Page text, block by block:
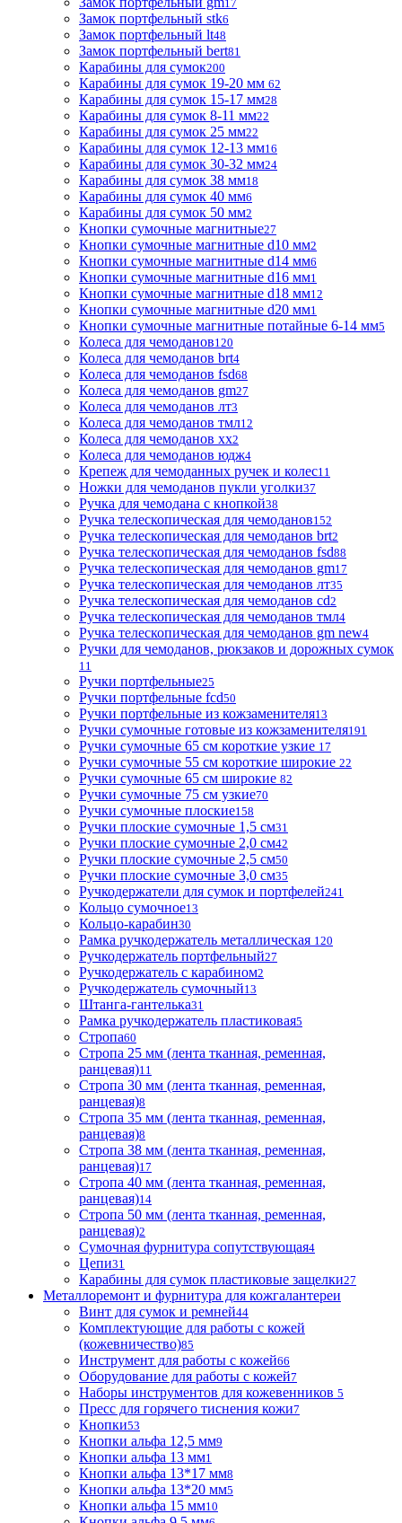
17
Замок портфельный stk6
Замок портфельный lt48
Замок портфельный bert81
Карабины для сумок200
Карабины для сумок 19-20 мм 62
Карабины для сумок 15-17 мм28
Карабины для сумок 8-11 мм22
Карабины для сумок 25 мм22
Карабины для сумок 12-13 мм16
Карабины для сумок 30-32 мм24
Карабины для сумок 38 мм18
Карабины для сумок 40 мм6
Карабины для сумок 50 мм2
Кнопки сумочные магнитные27
Кнопки сумочные магнитные d10 мм2
Кнопки сумочные магнитные d14 мм6
Кнопки сумочные магнитные d16 мм1
Кнопки сумочные магнитные d18 мм12
Кнопки сумочные магнитные d20 мм1
Кнопки сумочные магнитные потайные 6-14 мм5
Колеса для чемоданов120
Колеса для чемоданов brt4
Колеса для чемоданов fsd68
Колеса для чемоданов gm27
Колеса для чемоданов лт3
Колеса для чемоданов тмл12
Колеса для чемоданов хх2
Колеса для чемоданов юдж4
Крепеж для чемоданных ручек и колес11
Ножки для чемоданов пукли уголки37
Ручка для чемодана с кнопкой38
Ручка телескопическая для чемоданов152
Ручка телескопическая для чемоданов brt2
Ручка телескопическая для чемоданов fsd88
Ручка телескопическая для чемоданов gm17
Ручка телескопическая для чемоданов лт35
Ручка телескопическая для чемоданов сd2
Ручка телескопическая для чемоданов тмл4
Ручка телескопическая для чемоданов gm new4
Ручки для чемоданов, рюкзаков и дорожных сумок
11
Ручки портфельные25
Ручки портфельные fcd50
Ручки портфельные из кожзаменителя13
Ручки сумочные готовые из кожзаменителя191
Ручки сумочные 65 см короткие узкие 17
Ручки сумочные 55 см короткие широкие 22
Ручки сумочные 65 см широкие 82
Ручки сумочные 75 см узкие70
Ручки сумочные плоские158
Ручки плоские сумочные 1,5 см31
Ручки плоские сумочные 2,0 см42
Ручки плоские сумочные 2,5 см50
Ручки плоские сумочные 3,0 см35
Ручкодержатели для сумок и портфелей241
Кольцо сумочное13
Кольцо-карабин30
Рамка ручкодержатель металлическая 120
Ручкодержатель портфельный27
Ручкодержатель с карабином2
Ручкодержатель сумочный13
Штанга-гантелька31
Рамка ручкодержатель пластиковая5
Стропа60
Стропа 25 мм (лента тканная, ременная,
ранцевая)11
Стропа 30 мм (лента тканная, ременная,
ранцевая)8
Стропа 35 мм (лента тканная, ременная,
ранцевая)8
Стропа 38 мм (лента тканная, ременная,
ранцевая)17
Стропа 40 мм (лента тканная, ременная,
ранцевая)14
Стропа 50 мм (лента тканная, ременная,
ранцевая)2
Сумочная фурнитура сопутствующая4
Цепи31
Карабины для сумок пластиковые защелки27
Металлоремонт и фурнитура для кожгалантереи
Винт для сумок и ремней44
Комплектующие для работы с кожей
(кожевничество)85
Инструмент для работы с кожей66
Оборудование для работы с кожей7
Наборы инструментов для кожевенников 5
Пресс для горячего тиснения кожи7
Кнопки53
Кнопки альфа 12,5 мм9
Кнопки альфа 13 мм1
Кнопки альфа 13*17 мм8
Кнопки альфа 13*20 мм5
Кнопки альфа 15 мм10